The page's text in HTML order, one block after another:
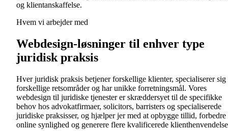
og klientanskaffelse.
Hvem vi arbejder med
Webdesign-løsninger til enhver type
juridisk praksis
Hver juridisk praksis betjener forskellige klienter, specialiserer sig
forskellige retsområder og har unikke forretningsmål. Vores
webdesign til juridiske tjenester er skræddersyet til de specifikke
behov hos advokatfirmaer, solicitors, barristers og specialiserede
juridiske praksisser, og hjælper jer med at opbygge tillid, forbedre
online synlighed og generere flere kvalificerede